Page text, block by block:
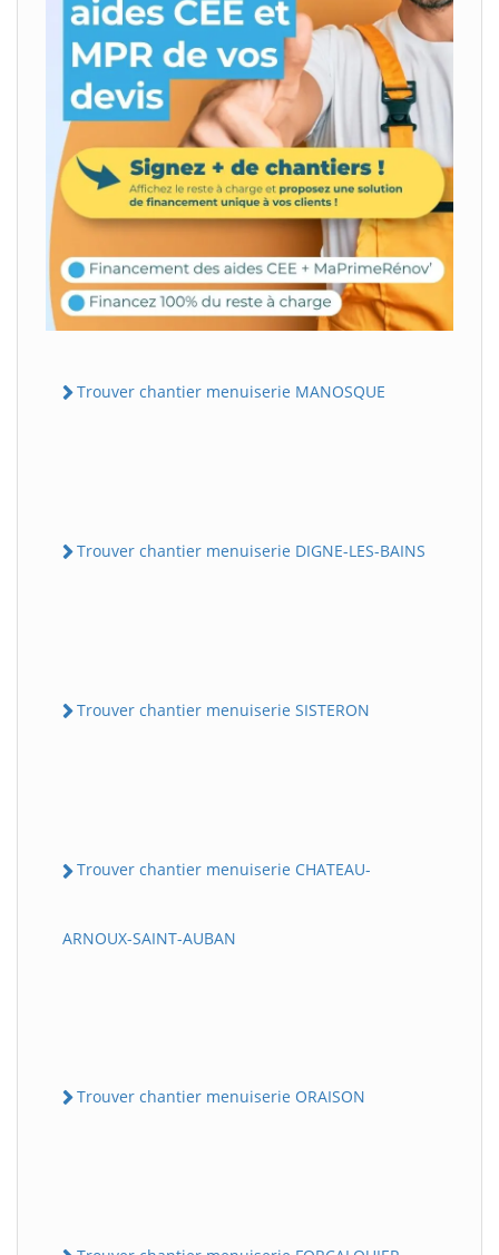
Trouver chantier menuiserie MANOSQUE
Trouver chantier menuiserie DIGNE-LES-BAINS
Trouver chantier menuiserie SISTERON
Trouver chantier menuiserie CHATEAU-
ARNOUX-SAINT-AUBAN
Trouver chantier menuiserie ORAISON